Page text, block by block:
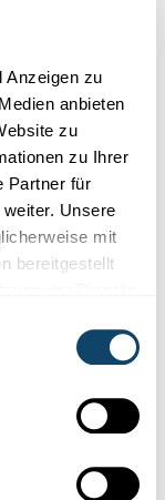
Anzeigen zu
anbieten
zu
zu Ihrer
Partner für
Unsere
mit
bereitgestellt
Chance,
in den
Problem nicht
den eigenen
ein Teilnehmer
welche die